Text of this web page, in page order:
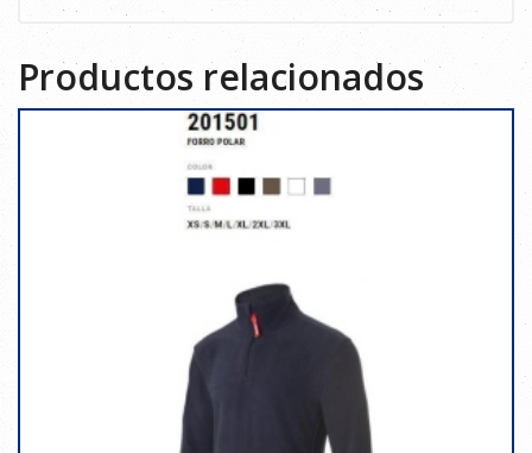
Productos relacionados